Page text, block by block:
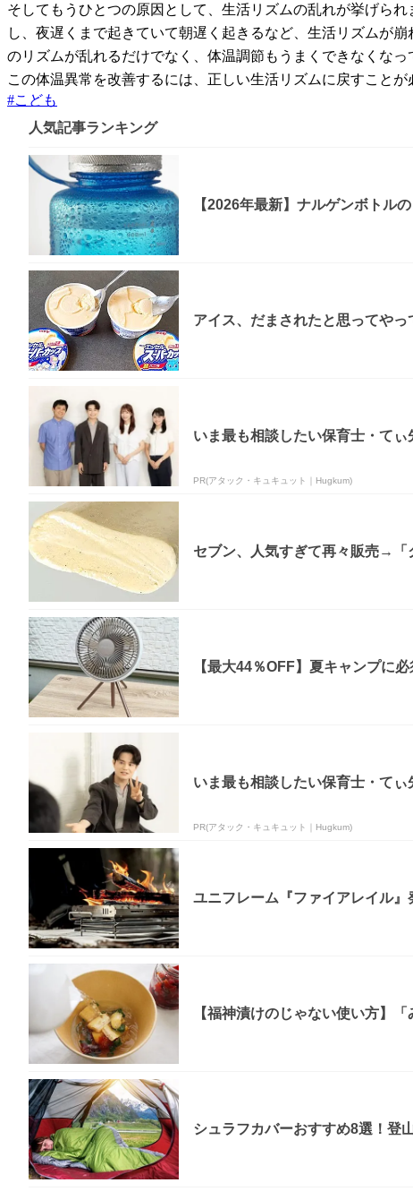
そしてもうひとつの原因として、生活リズムの乱れが挙げら
し、夜遅くまで起きていて朝遅く起きるなど、生活リズムが
のリズムが乱れるだけでなく、体温調節もうまくできなくな
この体温異常を改善するには、正しい生活リズムに戻すこと
#こども
人気記事ランキング
【2026年最新】ナルゲンボトル
アイス、だまされたと思ってや
いま最も相談したい保育士・て
PR(アタック・キュキュット｜Hugkum)
セブン、人気すぎて再々販売→「
【最大44％OFF】夏キャンプに
いま最も相談したい保育士・て
PR(アタック・キュキュット｜Hugkum)
ユニフレーム『ファイアレイル
【福神漬けのじゃない使い方】
シュラフカバーおすすめ8選！登